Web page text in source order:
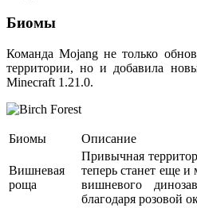
Биомы
Команда Mojang не только
территории, но и добавила
Minecraft 1.21.0.
Биомы Описание
Вишневая
роща
Привычная
теперь станет еще и
вишневого
благодаря розовой